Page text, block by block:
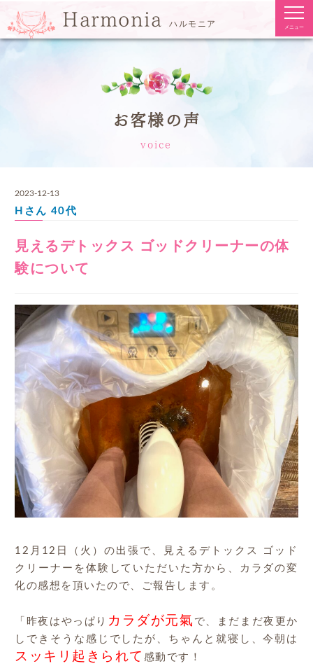
Harmonia ハルモニア メニュー
お客様の声
voice
2023-12-13
Hさん 40代
見えるデトックス ゴッドクリーナーの体
験について
12月12日（火）の出張で、見えるデトックス ゴッド
クリーナーを体験していただいた方から、カラダの変
化の感想を頂いたので、ご報告します。
「昨夜はやっぱり カラダが元氣 で、まだまだ夜更か
しできそうな感じでしたが、ちゃんと就寝し、今朝は
スッキリ起きられて 感動です！